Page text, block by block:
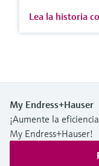
Lea la historia
My Endress+Hauser
¡Aumente la
My Endress+Hauser!